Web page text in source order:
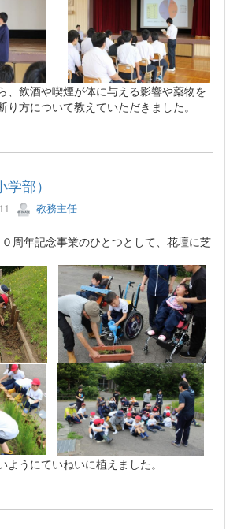
、飲酒や喫煙が体に与える影響や薬物を
り方について教えていただきました。
部）
教務主任
周年記念事業のひとつとして、花壇に芝
ようにていねいに植えました。